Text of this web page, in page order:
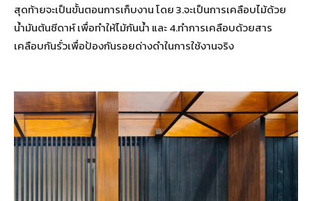
สุดท้ายจะเป็นขั้นตอนการเก็บงาน โดย 3.จะเป็นการเคลือบไม้ด้วย
น้ำมันต้นซีดาห์ เพื่อทำให้ไม้กันน้ำ และ 4.ทำการเคลือบด้วยสาร
เคลือบกันรั่วเพื่อป้องกันรอยด่างดำในการใช้งานจริง